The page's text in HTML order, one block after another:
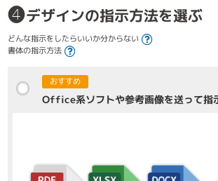
❹デザインの指示方法を選ぶ
どんな指示をしたらいいか分からない
書体の指示方法
おすすめ
Office系ソフトや参考画像を送って指